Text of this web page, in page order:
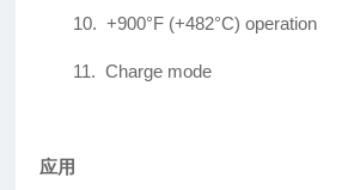
10. +900°F (+482°C) operation
11. Charge mode
应用